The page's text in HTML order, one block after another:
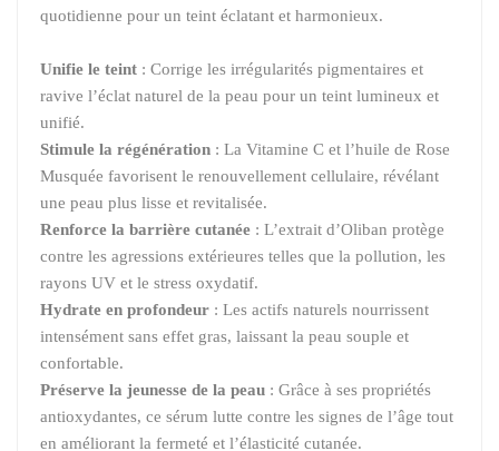
quotidienne pour un teint éclatant et harmonieux.
Unifie le teint : Corrige les irrégularités pigmentaires et
ravive l’éclat naturel de la peau pour un teint lumineux et
unifié.
Stimule la régénération : La Vitamine C et l’huile de Rose
Musquée favorisent le renouvellement cellulaire, révélant
une peau plus lisse et revitalisée.
Renforce la barrière cutanée : L’extrait d’Oliban protège
contre les agressions extérieures telles que la pollution, les
rayons UV et le stress oxydatif.
Hydrate en profondeur : Les actifs naturels nourrissent
intensément sans effet gras, laissant la peau souple et
confortable.
Préserve la jeunesse de la peau : Grâce à ses propriétés
antioxydantes, ce sérum lutte contre les signes de l’âge tout
en améliorant la fermeté et l’élasticité cutanée.